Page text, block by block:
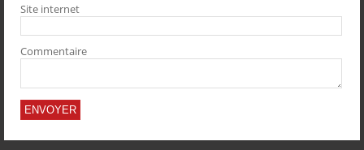
Site internet
Commentaire